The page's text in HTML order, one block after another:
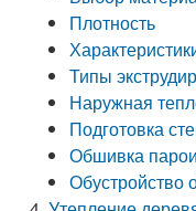
Плотность
Типы
Наружная
Подготовка
Обшивка
Обустройство